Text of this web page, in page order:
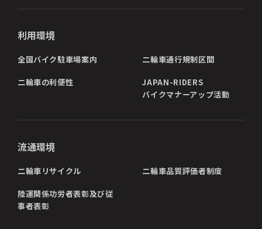
利用環境
全国バイク駐車場案内 二輪車通行規制区間
二輪車の利便性
JAPAN-RIDERS
バイクマナーアップ活動
流通環境
二輪車リサイクル 二輪車品質評価者制度
陸運関係功労者表彰及び従
事者表彰